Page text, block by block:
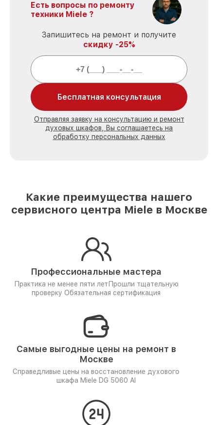
Есть вопросы по ремонту
техники Miele ?
Запишитесь на ремонт и получите
скидку -25%
Бесплатная консультация
Отправляя заявку на консультацию и ремонт
духовых шкафов, Вы соглашаетесь на
обработку персональных данных
Какие преимущества нашего
сервисного центра Miele в Москве
Профессиональные мастера
Практика не менее пяти лет Прошли тщательную
проверку Обязательная сертификация
Самые выгодные цены на ремонт в
Москве
Справедливые цены на восстановление духового
шкафа Miele DG 5060 Al